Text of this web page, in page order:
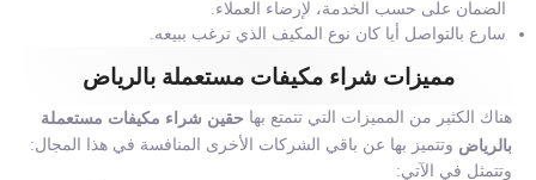
الضمان على حسب الخدمة، لإرضاء العملاء.
سارع بالتواصل أيا كان نوع المكيف الذي ترغب ببيعه.
مميزات شراء مكيفات مستعملة بالرياض
هناك الكثير من المميزات التي تتمتع بها حقين شراء مكيفات مستعملة
بالرياض وتتميز بها عن باقي الشركات الأخرى المنافسة في هذا المجال:
وتتمثل في الآتي: